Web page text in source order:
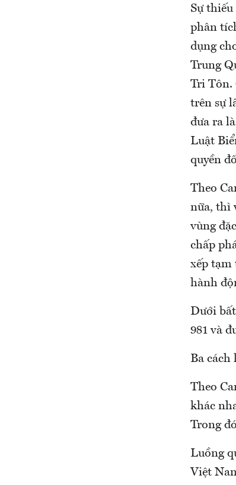
Sự
phân
dụng
Trung
Tri Tôn.
trên sự
đưa ra
Luật
quyền
Theo
nữa, thì
vùng
chấp
xếp tạm
hành
Dưới
981 và
Ba cách
Theo
khác
Trong
Luồng
Việt